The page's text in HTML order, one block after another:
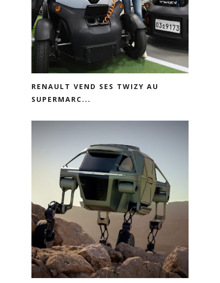
RENAULT VEND SES TWIZY AU
SUPERMARC...